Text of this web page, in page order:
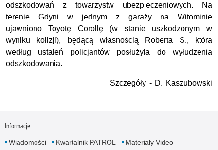
odszkodowań z towarzystw ubezpieczeniowych. Na
terenie Gdyni w jednym z garaży na Witominie
ujawniono Toyotę Corollę (w stanie uszkodzonym w
wyniku kolizji), będącą własnością Roberta S., która
według ustaleń policjantów posłużyła do wyłudzenia
odszkodowania.
Szczegóły - D. Kaszubowski
Informacje
Wiadomości Kwartalnik PATROL
Materiały Video